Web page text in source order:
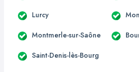
Lurcy
Montmerle-sur-Saône
Saint-Denis-lès-Bourg